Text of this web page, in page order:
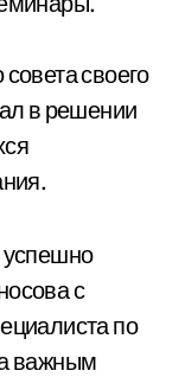
своего
в решении
успешно
с
по
важным